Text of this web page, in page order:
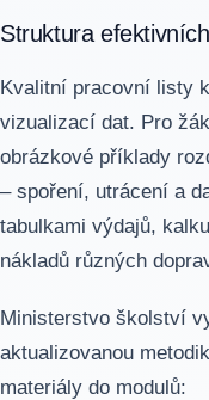
Struktura
Kvalitní pracovní listy
vizualizací dat. Pro
obrázkové příklady
– spoření, utrácení a
tabulkami výdajů,
nákladů různých
Ministerstvo školství
aktualizovanou
materiály do modulů: